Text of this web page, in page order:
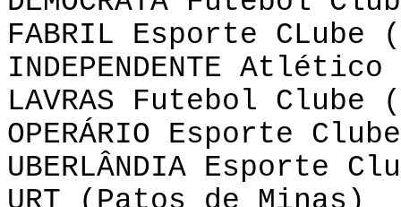
FABRIL Esporte CLube
INDEPENDENTE
LAVRAS Futebol Clube
OPERÁRIO Esporte
UBERLÂNDIA Esporte